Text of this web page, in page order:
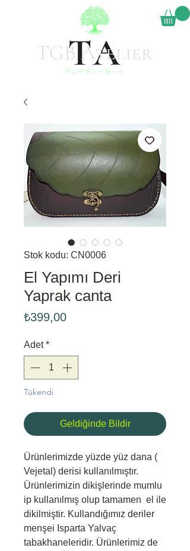
Stok kodu: CN0006
El Yapımı Deri
Yaprak canta
₺399,00Fiyat
Adet *
Tükendi
Geldiğinde Bildir
Ürünlerimizde yüzde yüz dana (
Vejetal) derisi kullanılmıştır.
Ürünlerimizin dikişlerinde mumlu
ip kullanılmış olup tamamen el ile
dikilmiştir. Kullandığımız deriler
menşei Isparta Yalvaç
tabakhaneleridir. Ürünlerimiz de